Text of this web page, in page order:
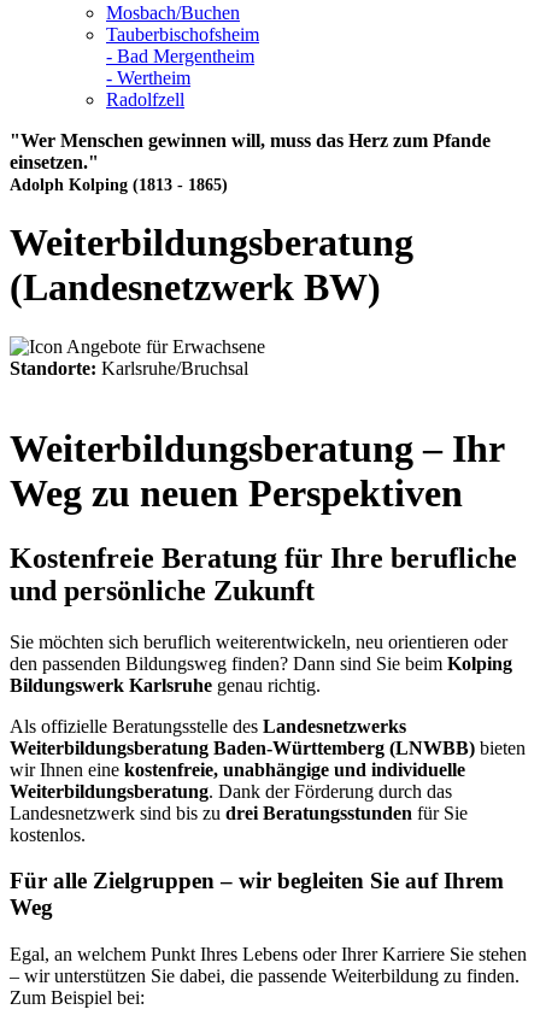
Mosbach/Buchen
Tauberbischofsheim
- Bad Mergentheim
- Wertheim
Radolfzell
"Wer Menschen gewinnen will, muss das Herz zum Pfande
einsetzen."
Adolph Kolping (1813 - 1865)
Weiterbildungsberatung
(Landesnetzwerk BW)
Standorte: Karlsruhe/Bruchsal
Weiterbildungsberatung – Ihr
Weg zu neuen Perspektiven
Kostenfreie Beratung für Ihre berufliche
und persönliche Zukunft
Sie möchten sich beruflich weiterentwickeln, neu orientieren oder
den passenden Bildungsweg finden? Dann sind Sie beim Kolping
Bildungswerk Karlsruhe genau richtig.
Als offizielle Beratungsstelle des Landesnetzwerks
Weiterbildungsberatung Baden-Württemberg (LNWBB) bieten
wir Ihnen eine kostenfreie, unabhängige und individuelle
Weiterbildungsberatung. Dank der Förderung durch das
Landesnetzwerk sind bis zu drei Beratungsstunden für Sie
kostenlos.
Für alle Zielgruppen – wir begleiten Sie auf Ihrem
Weg
Egal, an welchem Punkt Ihres Lebens oder Ihrer Karriere Sie stehen
– wir unterstützen Sie dabei, die passende Weiterbildung zu finden.
Zum Beispiel bei: